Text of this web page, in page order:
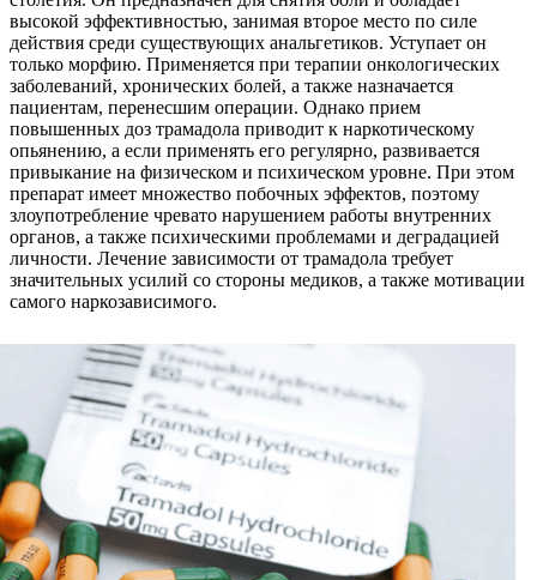
высокой эффективностью, занимая второе место по силе
действия среди существующих анальгетиков. Уступает он
только морфию. Применяется при терапии онкологических
заболеваний, хронических болей, а также назначается
пациентам, перенесшим операции. Однако прием
повышенных доз трамадола приводит к наркотическому
опьянению, а если применять его регулярно, развивается
привыкание на физическом и психическом уровне. При этом
препарат имеет множество побочных эффектов, поэтому
злоупотребление чревато нарушением работы внутренних
органов, а также психическими проблемами и деградацией
личности. Лечение зависимости от трамадола требует
значительных усилий со стороны медиков, а также мотивации
самого наркозависимого.